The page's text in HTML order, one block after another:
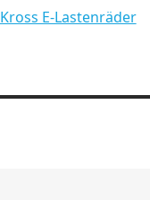
Kross E-Lastenräder